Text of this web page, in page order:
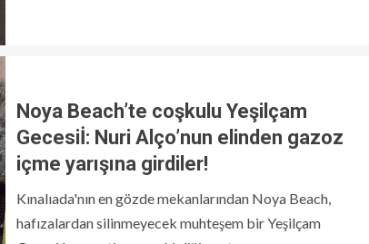
Noya Beach’te coşkulu Yeşilçam
Gecesiİ: Nuri Alço’nun elinden gazoz
içme yarışına girdiler!
Kınalıada'nın en gözde mekanlarından Noya Beach,
hafızalardan silinmeyecek muhteşem bir Yeşilçam